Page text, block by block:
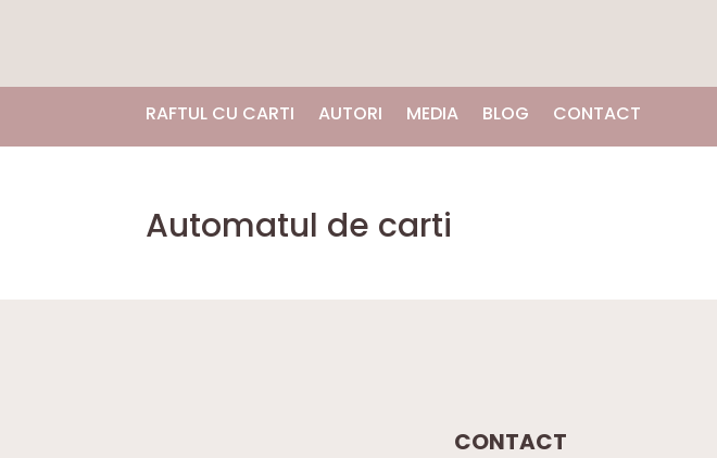
RAFTUL CU CARTI AUTORI MEDIA BLOG CONTACT
Automatul de carti
CONTACT